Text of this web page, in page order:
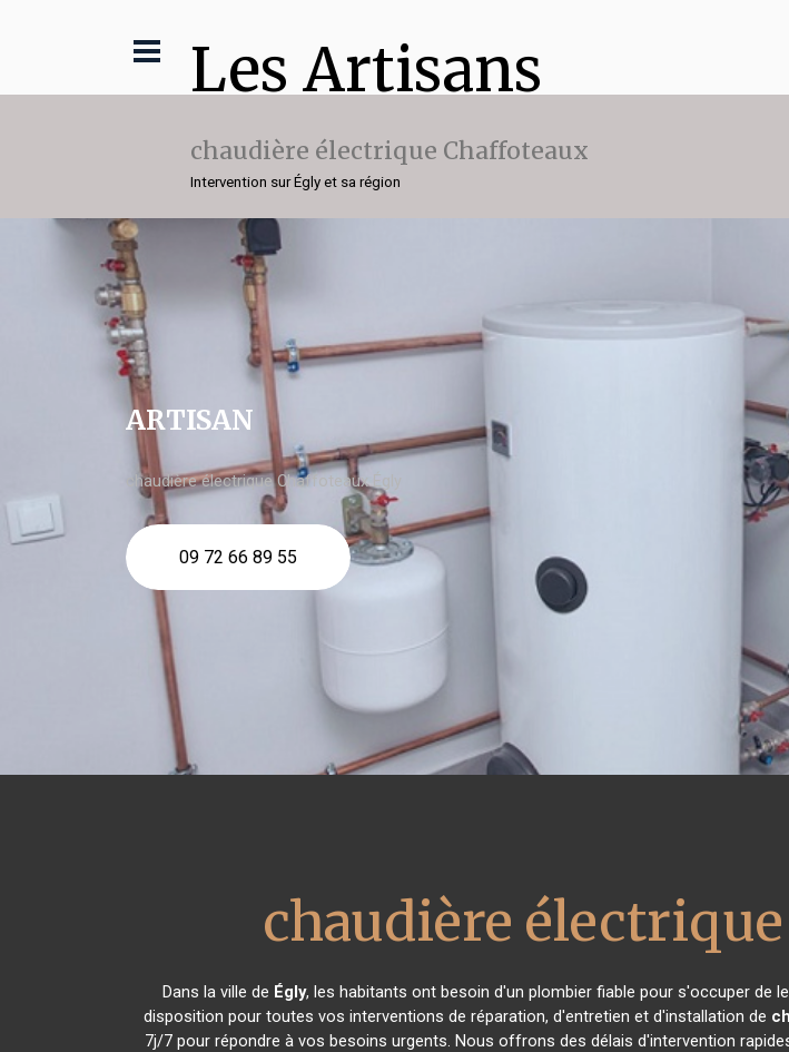
Les Artisans
chaudière électrique Chaffoteaux
Intervention sur Égly et sa région
ARTISAN
chaudière électrique Chaffoteaux Égly
09 72 66 89 55
chaudière
Dans la ville de Égly, les habitants ont besoin d'un plombier fiable pour s'occuper de
disposition pour toutes vos interventions de réparation, d'entretien et d'installation de
7j/7 pour répondre à vos besoins urgents. Nous offrons des délais d'intervention